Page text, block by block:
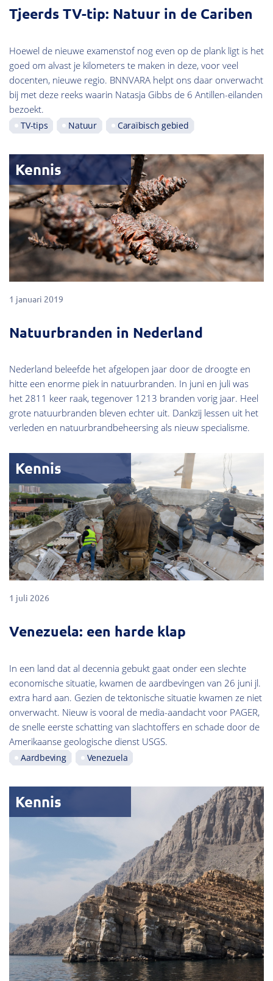
Tjeerds TV-tip: Natuur in de Cariben
Hoewel de nieuwe examenstof nog even op de plank ligt is het
goed om alvast je kilometers te maken in deze, voor veel
docenten, nieuwe regio. BNNVARA helpt ons daar onverwacht
bij met deze reeks waarin Natasja Gibbs de 6 Antillen-eilanden
bezoekt.
TV-tips Natuur Caraïbisch gebied
Kennis
1 januari 2019
Natuurbranden in Nederland
Nederland beleefde het afgelopen jaar door de droogte en
hitte een enorme piek in natuurbranden. In juni en juli was
het 2811 keer raak, tegenover 1213 branden vorig jaar. Heel
grote natuurbranden bleven echter uit. Dankzij lessen uit het
verleden en natuurbrandbeheersing als nieuw specialisme.
Kennis
1 juli 2026
Venezuela: een harde klap
In een land dat al decennia gebukt gaat onder een slechte
economische situatie, kwamen de aardbevingen van 26 juni jl.
extra hard aan. Gezien de tektonische situatie kwamen ze niet
onverwacht. Nieuw is vooral de media-aandacht voor PAGER,
de snelle eerste schatting van slachtoffers en schade door de
Amerikaanse geologische dienst USGS.
Aardbeving Venezuela
Kennis